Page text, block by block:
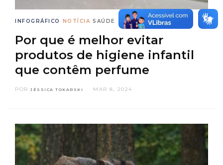
INFOGRÁFICO NOTÍCIA SAÚDE
Por que é melhor evitar
produtos de higiene infantil
que contêm perfume
PORJÉSSICA TOKARSKI MAR 8, 2024